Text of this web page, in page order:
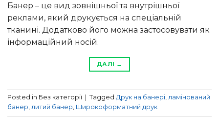
Банер – це вид зовнішньої та внутрішньої
реклами, який друкується на спеціальній
тканині. Додатково його можна застосовувати як
інформаційний носій.
ДАЛІ →
Posted in Без категорії Tagged Друк на банері ламінований
банер литий банер Широкоформатний друк